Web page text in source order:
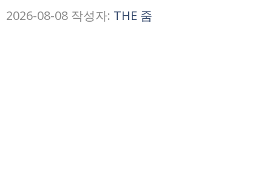
2026-08-08 작성자: THE 줌